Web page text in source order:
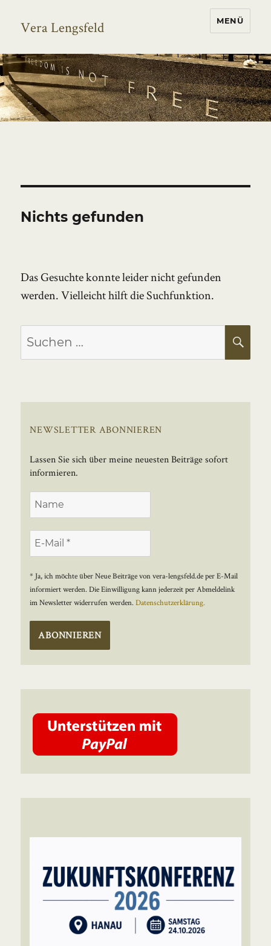
Vera Lengsfeld MENÜ
Nichts gefunden
Das Gesuchte konnte leider nicht gefunden
werden. Vielleicht hilft die Suchfunktion.
Suchen
nach:
NEWSLETTER ABONNIEREN
Lassen Sie sich über meine neuesten Beiträge sofort
informieren.
* Ja, ich möchte über Neue Beiträge von vera-lengsfeld.de per E-Mail
informiert werden. Die Einwilligung kann jederzeit per Abmeldelink
im Newsletter widerrufen werden.Datenschutzerklärung.